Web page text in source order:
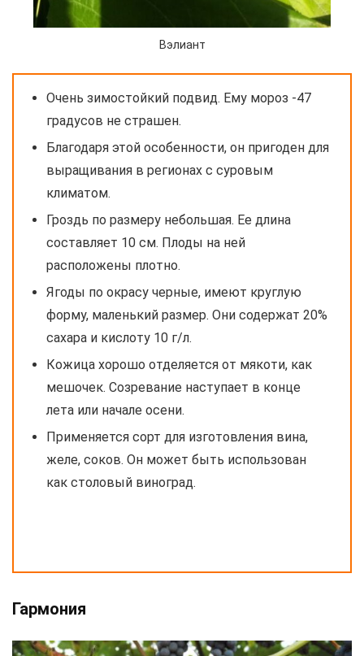
Вэлиант
Очень зимостойкий подвид. Ему мороз -47
градусов не страшен.
Благодаря этой особенности, он пригоден для
выращивания в регионах с суровым
климатом.
Гроздь по размеру небольшая. Ее длина
составляет 10 см. Плоды на ней
расположены плотно.
Ягоды по окрасу черные, имеют круглую
форму, маленький размер. Они содержат 20%
сахара и кислоту 10 г/л.
Кожица хорошо отделяется от мякоти, как
мешочек. Созревание наступает в конце
лета или начале осени.
Применяется сорт для изготовления вина,
желе, соков. Он может быть использован
как столовый виноград.
Гармония